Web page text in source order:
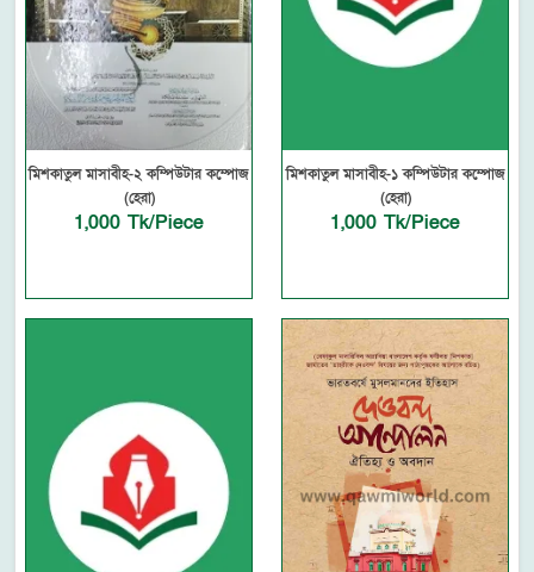
মিশকাতুল মাসাবীহ-২ কম্পিউটার কম্পোজ
(হেরা)
1,000 Tk/Piece
মিশকাতুল মাসাবীহ-১ কম্পিউটার কম্পোজ
(হেরা)
1,000 Tk/Piece